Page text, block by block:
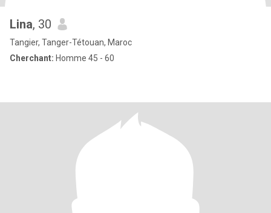
Lina, 30
Tangier, Tanger-Tétouan, Maroc
Cherchant: Homme 45 - 60